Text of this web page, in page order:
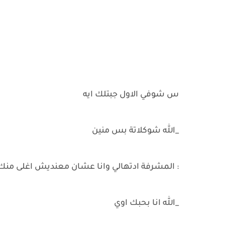
س شوفي الاول جبتلك ايه
_الله شوكلاتة بس منين
: المشرفة ادتهالي وانا عشان معنديش اغلى
_الله انا بحبك اوي